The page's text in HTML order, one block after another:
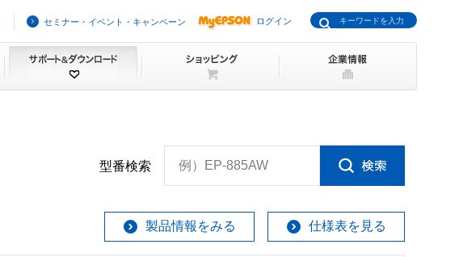
セミナー・イベント・キャンペーン ログイン
型番検索 例）EP-885AW
製品情報をみる 仕様表を見る